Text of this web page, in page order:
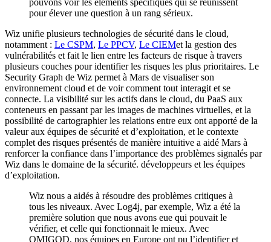
pour élever une question à un rang sérieux.
Wiz unifie plusieurs technologies de sécurité dans le cloud,
notamment : Le CSPM, Le PPCV, Le CIEMet la gestion des
vulnérabilités et fait le lien entre les facteurs de risque à travers
plusieurs couches pour identifier les risques les plus prioritaires. Le
Security Graph de Wiz permet à Mars de visualiser son
environnement cloud et de voir comment tout interagit et se
connecte. La visibilité sur les actifs dans le cloud, du PaaS aux
conteneurs en passant par les images de machines virtuelles, et la
possibilité de cartographier les relations entre eux ont apporté de la
valeur aux équipes de sécurité et d’exploitation, et le contexte
complet des risques présentés de manière intuitive a aidé Mars à
renforcer la confiance dans l’importance des problèmes signalés par
Wiz dans le domaine de la sécurité. développeurs et les équipes
d’exploitation.
Wiz nous a aidés à résoudre des problèmes critiques à
tous les niveaux. Avec Log4j, par exemple, Wiz a été la
première solution que nous avons eue qui pouvait le
vérifier, et celle qui fonctionnait le mieux. Avec
OMIGOD, nos équipes en Europe ont pu l’identifier et